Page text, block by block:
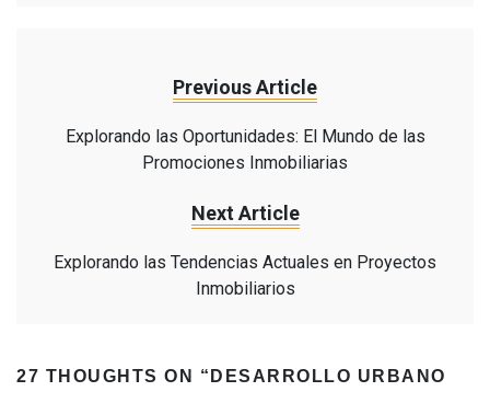
Previous Article
Explorando las Oportunidades: El Mundo de las
Promociones Inmobiliarias
Next Article
Explorando las Tendencias Actuales en Proyectos
Inmobiliarios
27 THOUGHTS ON “ DESARROLLO URBANO